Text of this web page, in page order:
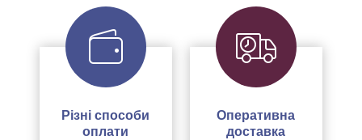
Різні способи
оплати
Оперативна
доставка